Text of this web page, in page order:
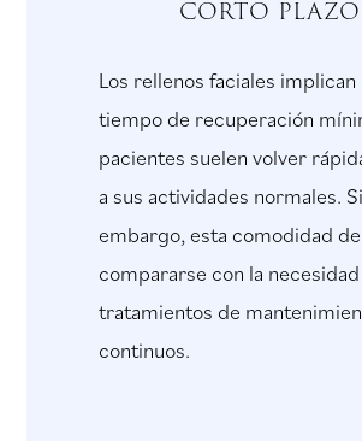
corto plazo
Los rellenos faciales implican
tiempo de recuperación
pacientes suelen volver
a sus actividades normales.
embargo, esta comodidad
compararse con la
tratamientos de
continuos.